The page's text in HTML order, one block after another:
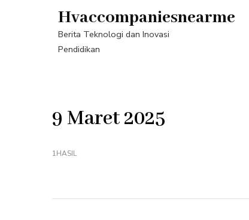
Hvaccompaniesnearme
Berita Teknologi dan Inovasi
Pendidikan
9 Maret 2025
1HASIL